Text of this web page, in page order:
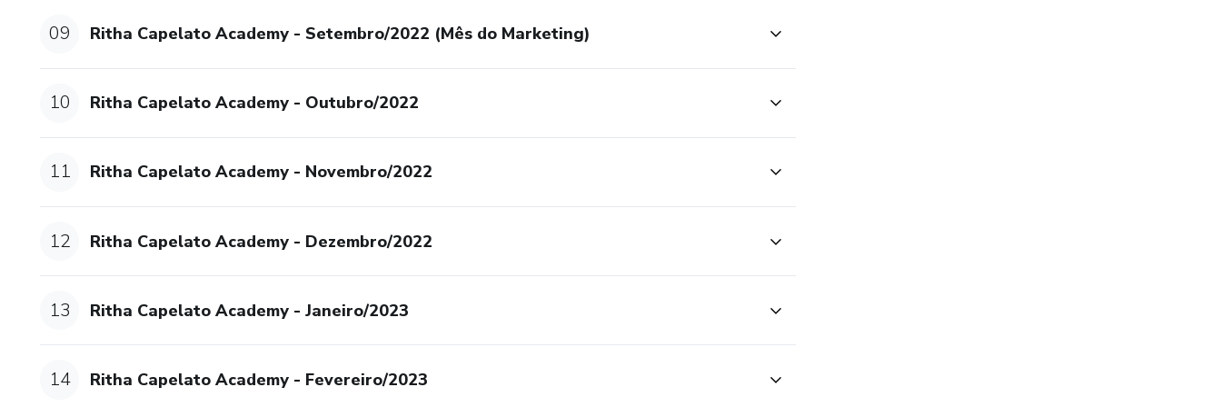
09 Ritha Capelato Academy - Setembro/2022 (Mês do Marketing)
10 Ritha Capelato Academy - Outubro/2022
11 Ritha Capelato Academy - Novembro/2022
12 Ritha Capelato Academy - Dezembro/2022
13 Ritha Capelato Academy - Janeiro/2023
14 Ritha Capelato Academy - Fevereiro/2023